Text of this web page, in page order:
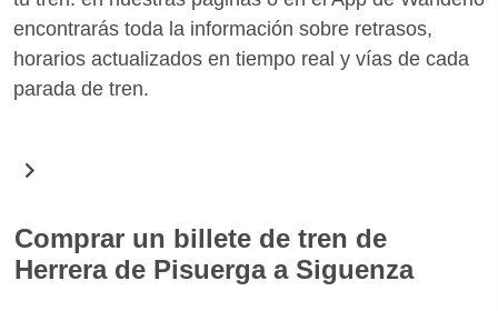
encontrarás toda la información sobre retrasos,
horarios actualizados en tiempo real y vías de cada
parada de tren.
Comprar un billete de tren de
Herrera de Pisuerga a Siguenza